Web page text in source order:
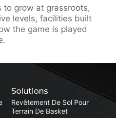
to grow at grassroots,
levels, facilities built
the game is played
Solutions
Revêtement De Sol Pour
Terrain De Basket